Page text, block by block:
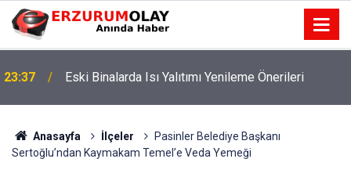
23:37 Eski Binalarda Isı Yalıtımı Yenileme Önerileri
Anasayfa İlçeler
Pasinler Belediye Başkanı
Sertoğlu’ndan Kaymakam Temel’e Veda Yemeği